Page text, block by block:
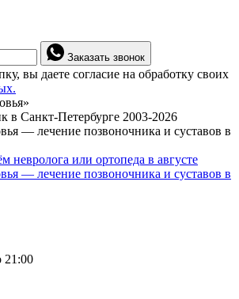
Заказать звонок
вы даете согласие на обработку своих
в Санкт-Петербурге 2003-2026
невролога или ортопеда в августе
21:00